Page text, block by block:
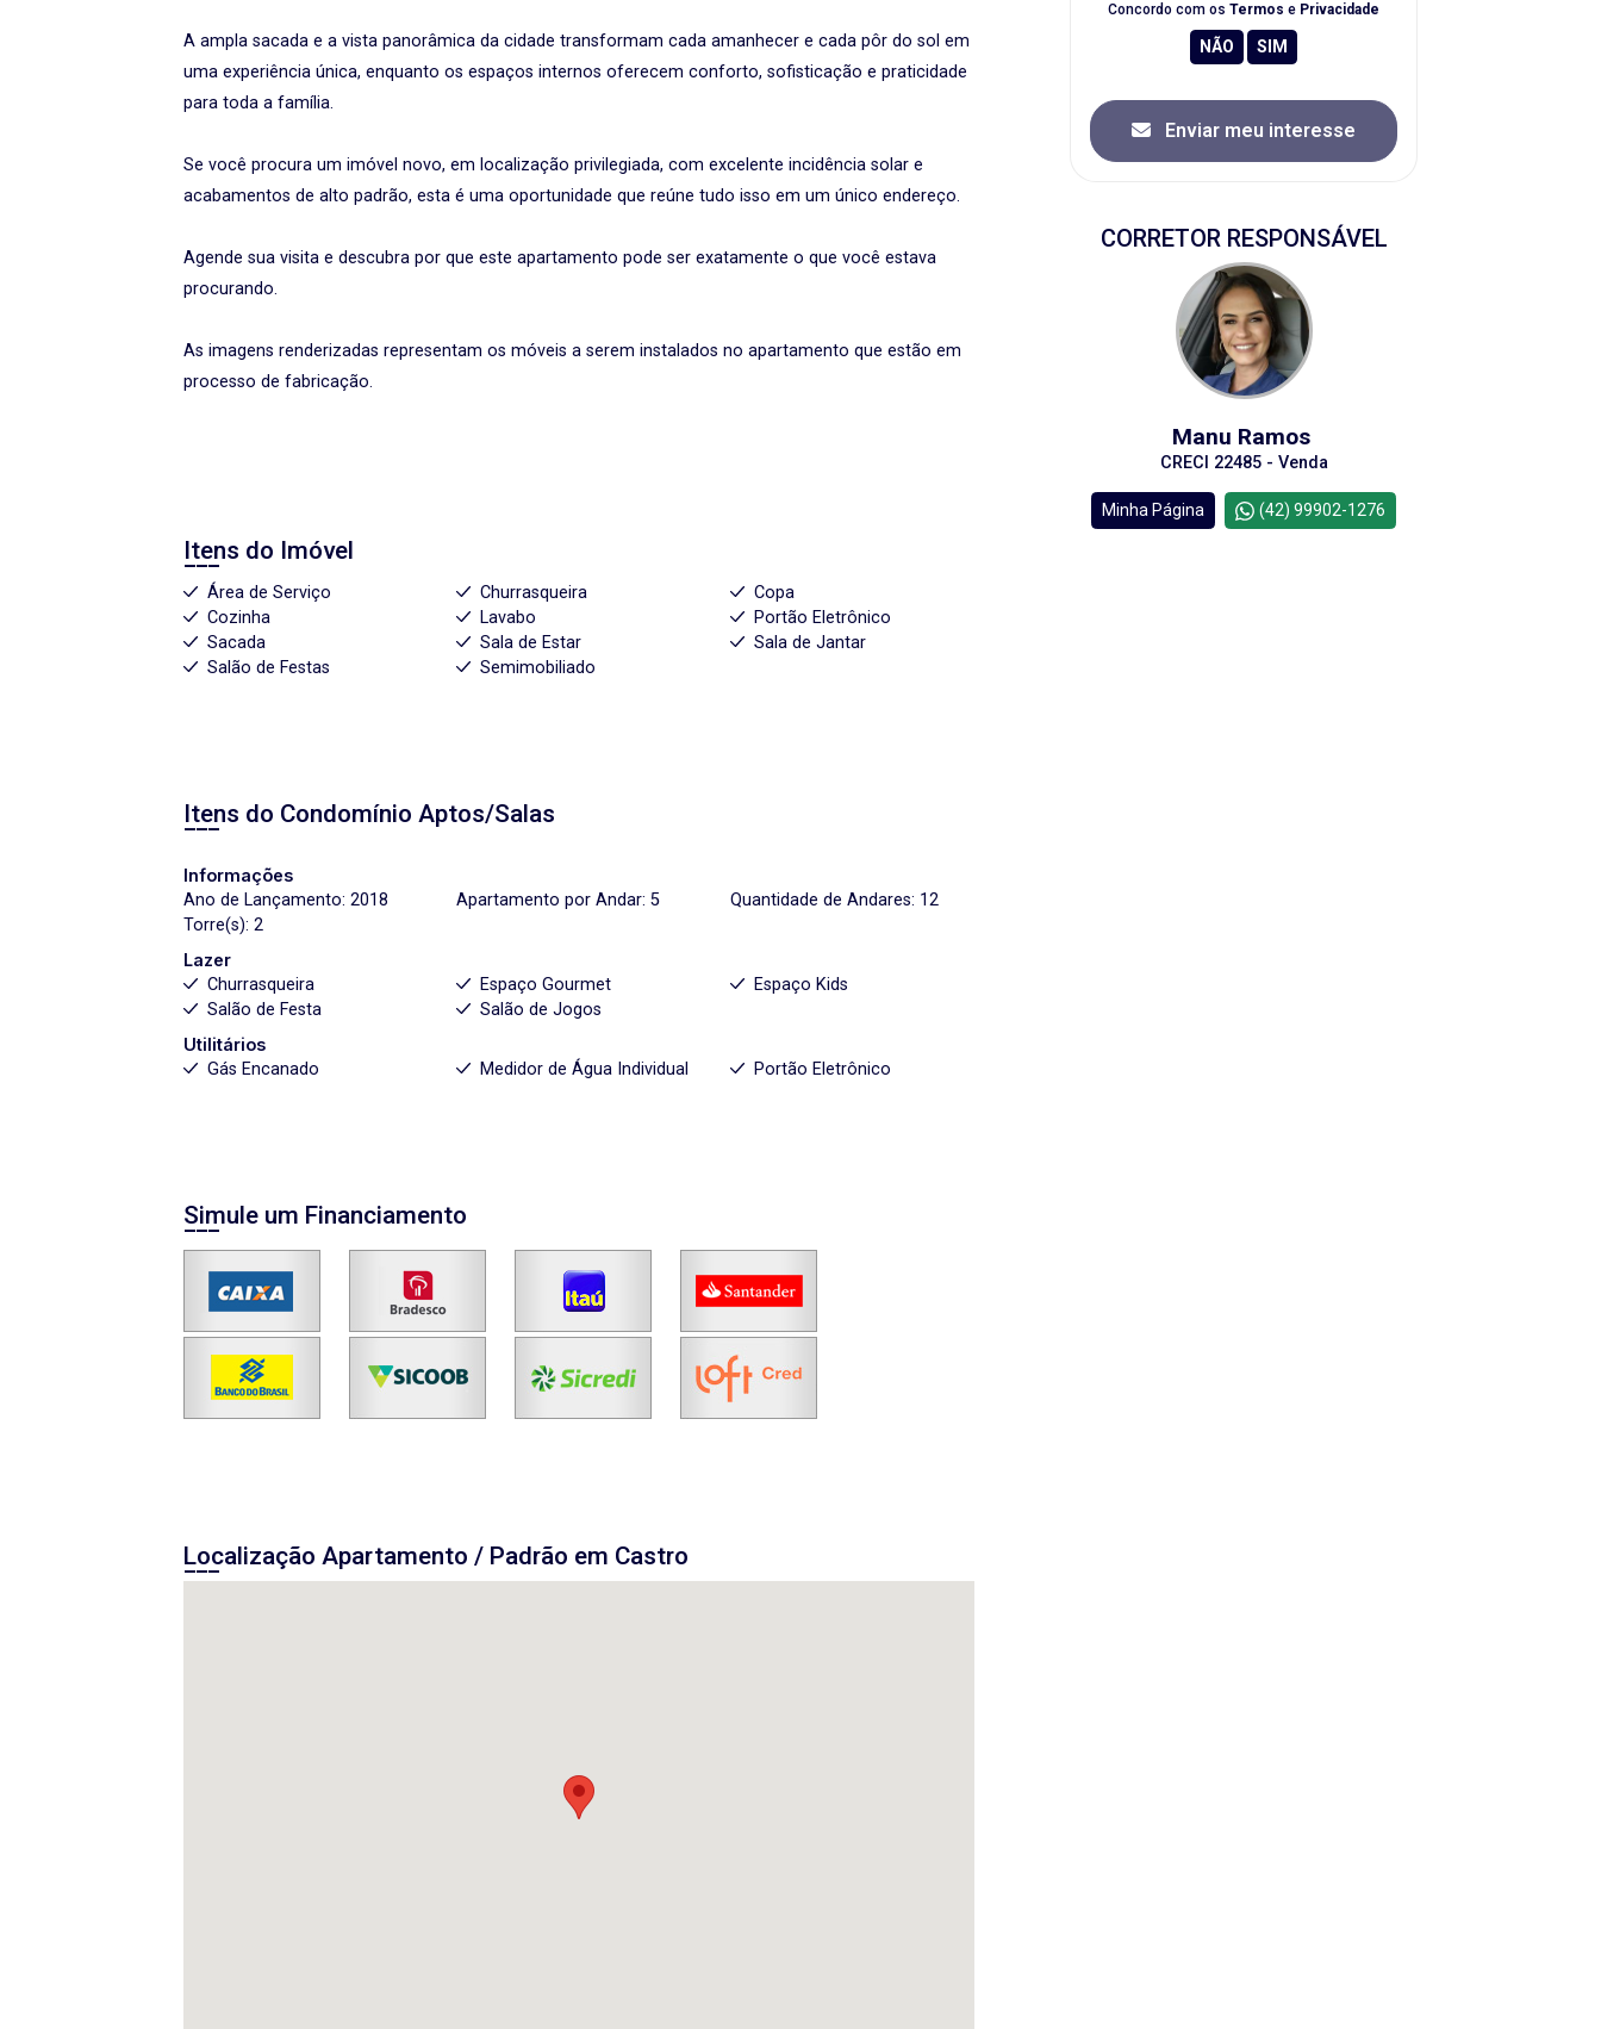
A ampla sacada e a vista panorâmica da cidade transformam cada amanhecer e cada pôr do sol em
uma experiência única, enquanto os espaços internos oferecem conforto, sofisticação e praticidade
para toda a família.
Se você procura um imóvel novo, em localização privilegiada, com excelente incidência solar e
acabamentos de alto padrão, esta é uma oportunidade que reúne tudo isso em um único endereço.
Agende sua visita e descubra por que este apartamento pode ser exatamente o que você estava
procurando.
As imagens renderizadas representam os móveis a serem instalados no apartamento que estão em
processo de fabricação.
Itens do Imóvel
Área de Serviço Churrasqueira
Copa
Cozinha
Lavabo
Portão Eletrônico
Sacada
Sala de Estar
Sala de Jantar
Salão de Festas
Semimobiliado
Itens do Condomínio Aptos/Salas
Informações
Ano de Lançamento: 2018
Apartamento por Andar: 5
Quantidade de Andares: 12
Torre(s): 2
Lazer
Churrasqueira
Espaço Gourmet
Espaço Kids
Salão de Festa
Salão de Jogos
Utilitários
Gás Encanado
Medidor de Água Individual Portão Eletrônico
Simule um Financiamento
Localização Apartamento / Padrão em Castro
Concordo com os Termos e Privacidade
Enviar meu interesse
CORRETOR RESPONSÁVEL
Manu Ramos
CRECI 22485 - Venda
Minha Página (42) 99902-1276